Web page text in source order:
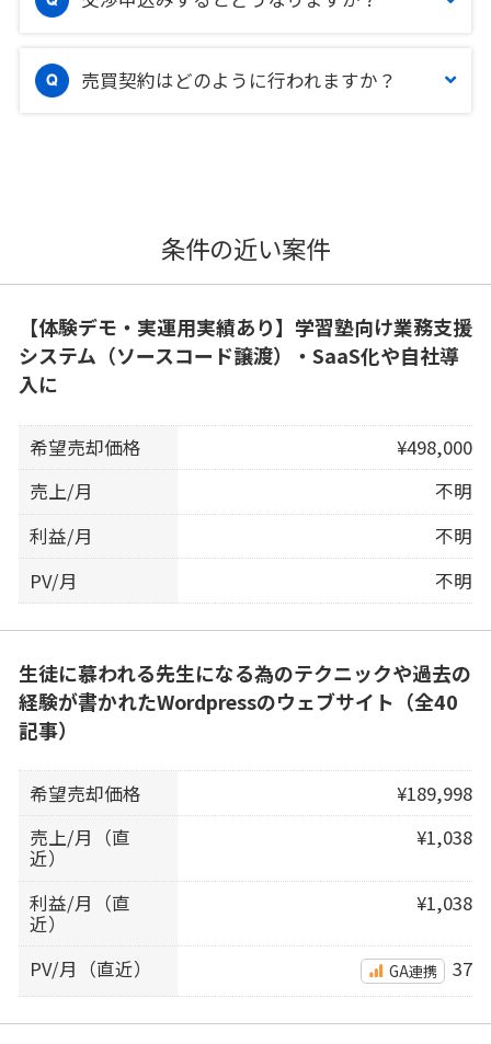
売買契約はどのように行われますか？
条件の近い案件
【体験デモ・実運用実績あり】学習塾向け業務支援
システム（ソースコード譲渡）・SaaS化や自社導
入に
希望売却価格
¥498,000
売上/月
不明
利益/月
不明
PV/月
不明
生徒に慕われる先生になる為のテクニックや過去の
経験が書かれたWordpressのウェブサイト（全40
記事）
希望売却価格
¥189,998
売上/月（直
近）
¥1,038
利益/月（直
近）
¥1,038
PV/月（直近） GA連携 37